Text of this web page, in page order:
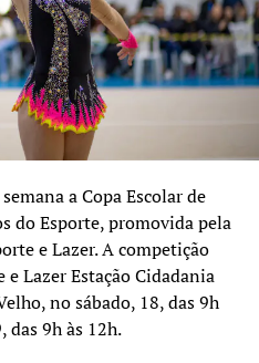
– Avenida Dezessete de
King – Rua Romeu
– Avenida Guilherme
os Campos 1, 2 e 3.
a Copa Escolar de
do Esporte, promovida pela
e Lazer. A competição
Lazer Estação Cidadania
no sábado, 18, das 9h
das 9h às 12h.